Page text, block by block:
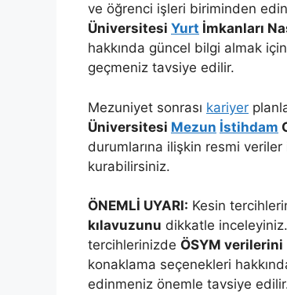
ve öğrenci işleri biriminden
Üniversitesi Yurt İmkanları
hakkında güncel bilgi almak
geçmeniz tavsiye edilir.
Mezuniyet sonrası kariyer
Üniversitesi Mezun İstihdam
durumlarına ilişkin resmi
kurabilirsiniz.
ÖNEMLİ UYARI: Kesin
kılavuzunu dikkatle
tercihlerinizde ÖSYM verilerini
konaklama seçenekleri
edinmeniz önemle tavsiye